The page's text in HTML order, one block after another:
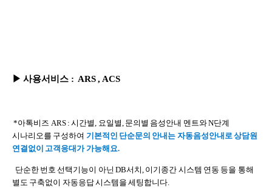
▶사용서비스 : ARS , ACS
*아톡비즈 ARS : 시간별, 요일별, 문의별 음성안내 멘트와 N단계
시나리오를 구성하여 기본적인 단순문의 안내는 자동음성안내로 상담원
연결없이 고객응대가 가능해요.
단순한 번호 선택기능이 아닌 DB서치, 이기종간 시스템 연동 등을 통해
별도 구축없이 자동응답 시스템을 세팅합니다.